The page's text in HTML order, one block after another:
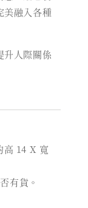
美融入各種
升人際關係
高 14 X 寬
有貨。